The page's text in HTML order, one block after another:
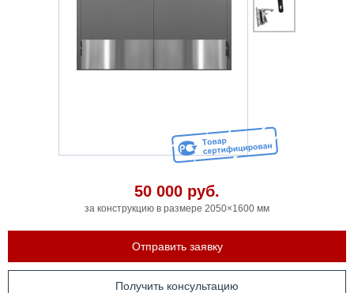
50 000 руб.
за конструкцию в размере 2050×1600 мм
Отправить заявку
Получить консультацию